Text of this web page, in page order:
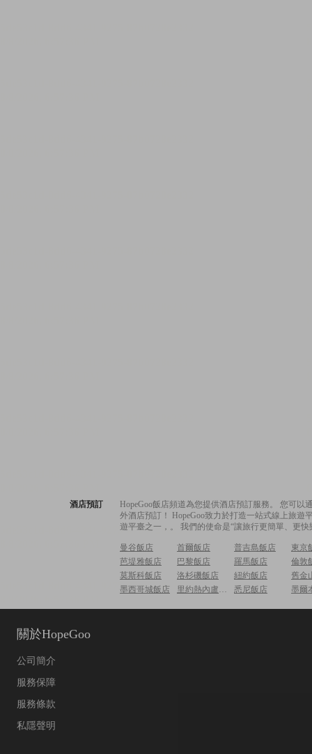
酒店預訂
HopeGoo飯店頻道為您提供酒店預訂服務。 您可
外酒店預訂！ HopeGoo致力於打造一站式線上旅
遊平臺之一，。 我們的使命是“讓旅行更簡單、更
曼谷飯店 首爾飯店 普吉島飯店
東京
芭堤雅飯店
巴黎飯店 羅馬飯店
倫敦
莫斯科飯店
洛杉磯飯店 紐約飯店
舊金
墨西哥城飯店
里約熱內盧飯店 悉尼飯店 墨爾
關於HopeGoo
公司簡介
服務保障
服務條款
私隱聲明